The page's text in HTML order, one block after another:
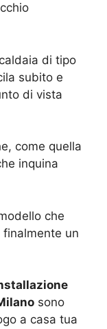
di tipo
subito e
di vista
come quella
inquina
che
un
sono
a casa tua